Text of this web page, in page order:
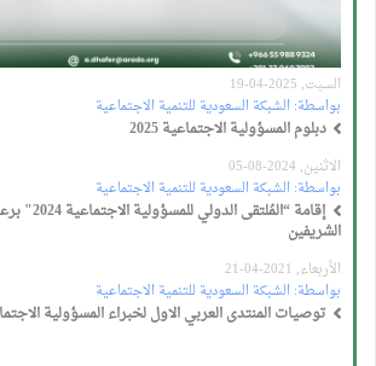
السبت, 2025-04-19
بواسطة:الشبكة السعودية للتنمية الاجتماعية
دبلوم المسؤولية الاجتماعية 2025
الاثنين, 2024-08-05
بواسطة:الشبكة السعودية للتنمية الاجتماعية
إقامة
الشريفين
الأربعاء, 2021-04-21
بواسطة:الشبكة السعودية للتنمية الاجتماعية
توصيات المنتدى العربي الاول لخبراء المسؤولية الاجتماعية